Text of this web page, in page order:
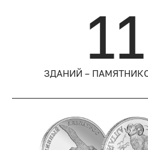
ЗДАНИЙ –